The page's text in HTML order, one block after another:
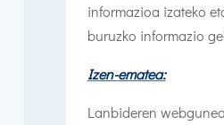
informazioa izateko
buruzko informazio
Izen-ematea:
Lanbideren